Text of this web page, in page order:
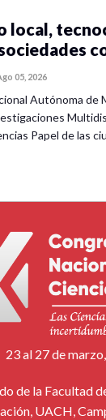
local,
05, 2026
Autónoma de
Papel de las
23 al 27 de
de la Facultad
UACH,